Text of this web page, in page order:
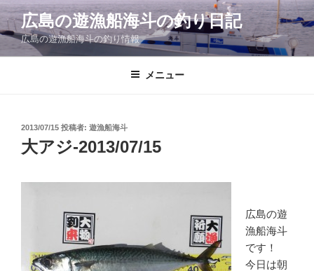
コ
ン
ン
広島の遊漁船海斗の釣り日記
広島の遊漁船海斗の釣り情報
メニュー
投
日:
2013/07/15 投稿者: 遊漁船海斗
大アジ-2013/07/15
広島の遊
漁船海斗
です！
今日は朝